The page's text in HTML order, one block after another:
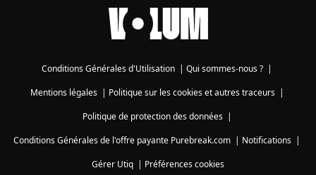
Conditions Générales d'Utilisation | Qui sommes-nous ? |
Mentions légales| Politique sur les cookies et autres traceurs|
Politique de protection des données|
Conditions Générales de l'offre payante Purebreak.com | Notifications |
Gérer Utiq | Préférences cookies